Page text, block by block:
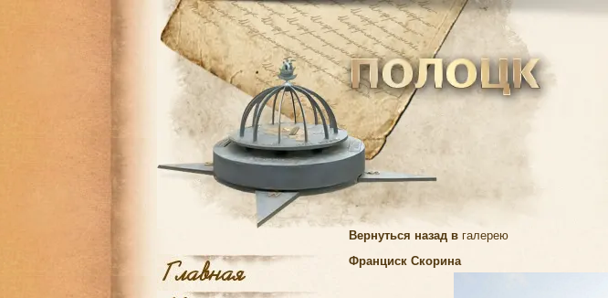
Вернуться назад в галерею
Франциск Скорина